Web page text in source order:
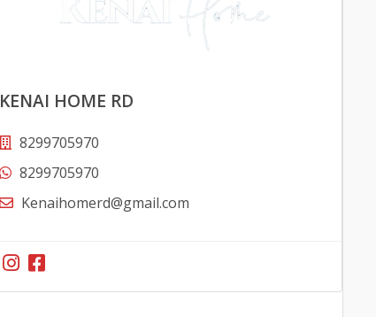
KENAI HOME RD
8299705970
8299705970
Kenaihomerd@gmail.com